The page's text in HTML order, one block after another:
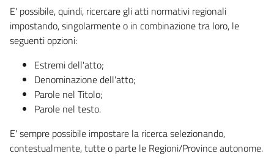
E' possibile, quindi, ricercare gli atti normativi regionali
impostando, singolarmente o in combinazione tra loro, le
seguenti opzioni:
Estremi dell'atto;
Denominazione dell'atto;
Parole nel Titolo;
Parole nel testo.
E' sempre possibile impostare la ricerca selezionando,
contestualmente, tutte o parte le Regioni/Province autonome.